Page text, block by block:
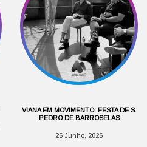
VIANA EM MOVIMENTO: FESTA DE S.
PEDRO DE BARROSELAS
26 Junho, 2026